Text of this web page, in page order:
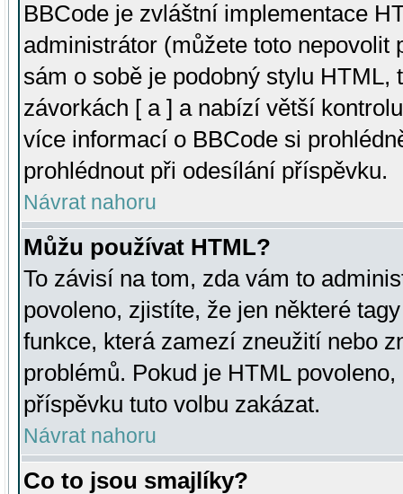
BBCode je zvláštní implementace
administrátor (můžete toto
sám o sobě je podobný stylu HTML,
závorkách [ a ] a nabízí větší
více informací o BBCode si
prohlédnout při odesílání příspěvku.
Návrat nahoru
Můžu používat HTML?
To závisí na tom, zda vám to
povoleno, zjistíte, že jen některé
funkce, která zamezí zneužití nebo
problémů. Pokud je HTML
příspěvku tuto volbu zakázat.
Návrat nahoru
Co to jsou smajlíky?